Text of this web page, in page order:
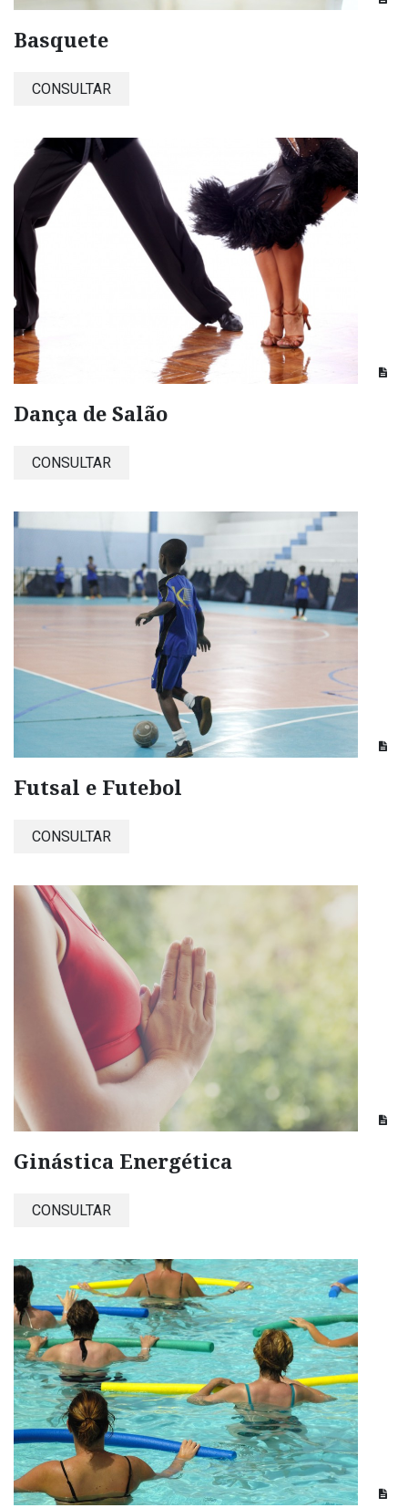
Basquete
CONSULTAR
Dança de Salão
CONSULTAR
Futsal e Futebol
CONSULTAR
Ginástica Energética
CONSULTAR